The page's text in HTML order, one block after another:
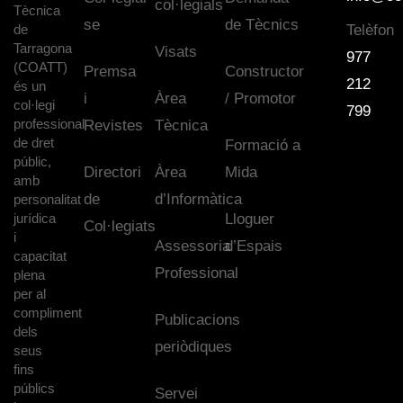
Tècnica
de
Tarragona
(COATT)
és un
col·legi
professional
de dret
públic,
amb
personalitat
jurídica
i
capacitat
plena
per al
compliment
dels
seus
fins
públics
se
Premsa
i
Revistes
Directori
de
Col·legiats
col·legials
Visats
Àrea
Tècnica
Àrea
d’Informàtica
Assessoria
Professional
Publicacions
periòdiques
Servei
de Tècnics
Constructor
/ Promotor
Formació a
Mida
Lloguer
d’Espais
Telèfon
977
212
799